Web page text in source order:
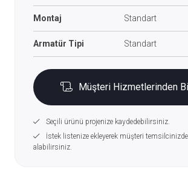
Montaj Standart
Armatür Tipi Standart
Müşteri Hizmetlerinden
Seçili ürünü projenize kaydedebilirsiniz.
İstek listenize ekleyerek müşteri
alabilirsiniz.